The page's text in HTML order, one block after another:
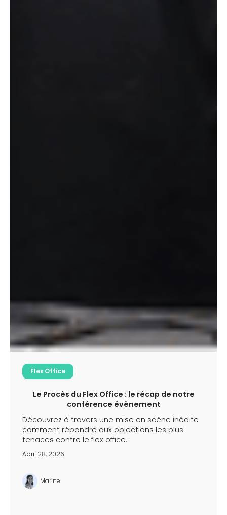
Flex Office
Le Procès du Flex Office : le récap de notre
conférence évènement
Découvrez à travers une mise en scène inédite
comment répondre aux objections les plus
tenaces contre le flex office.
April 28, 2026
Marine